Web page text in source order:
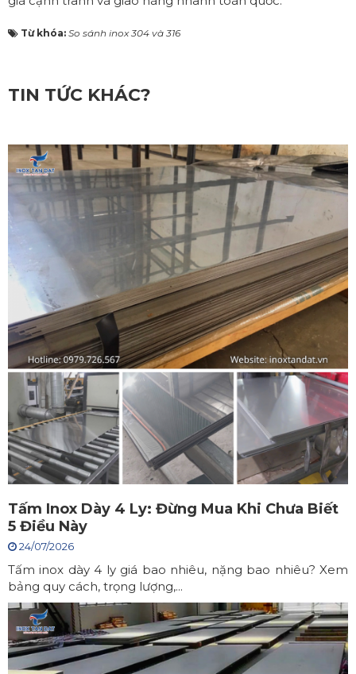
Từ khóa: So sánh inox 304 và 316
TIN TỨC KHÁC?
Tấm Inox Dày 4 Ly: Đừng Mua Khi Chưa Biết
5 Điều Này
24/07/2026
Tấm inox dày 4 ly giá bao nhiêu, nặng bao nhiêu? Xem
bảng quy cách, trọng lượng,...